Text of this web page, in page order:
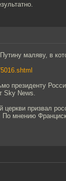
маляву, в
президенту
Sky News.
призвал
По мнению